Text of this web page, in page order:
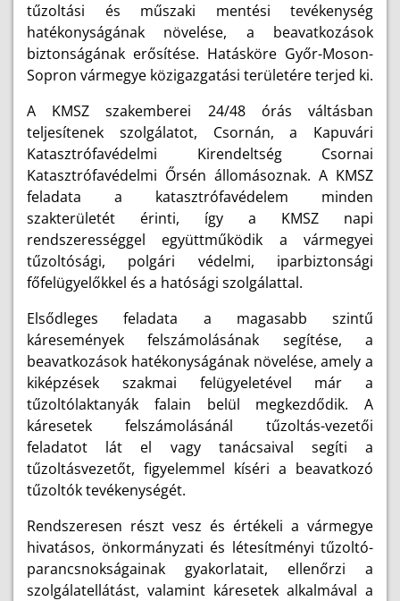
tűzoltási és műszaki mentési tevékenység
hatékonyságának növelése, a beavatkozások
biztonságának erősítése. Hatásköre Győr-Moson-
Sopron vármegye közigazgatási területére terjed ki.
A KMSZ szakemberei 24/48 órás váltásban
teljesítenek szolgálatot, Csornán, a Kapuvári
Katasztrófavédelmi Kirendeltség Csornai
Katasztrófavédelmi Őrsén állomásoznak. A KMSZ
feladata a katasztrófavédelem minden
szakterületét érinti, így a KMSZ napi
rendszerességgel együttműködik a vármegyei
tűzoltósági, polgári védelmi, iparbiztonsági
főfelügyelőkkel és a hatósági szolgálattal.
Elsődleges feladata a magasabb szintű
káresemények felszámolásának segítése, a
beavatkozások hatékonyságának növelése, amely a
kiképzések szakmai felügyeletével már a
tűzoltólaktanyák falain belül megkezdődik. A
káresetek felszámolásánál tűzoltás-vezetői
feladatot lát el vagy tanácsaival segíti a
tűzoltásvezetőt, figyelemmel kíséri a beavatkozó
tűzoltók tevékenységét.
Rendszeresen részt vesz és értékeli a vármegye
hivatásos, önkormányzati és létesítményi tűzoltó-
parancsnokságainak gyakorlatait, ellenőrzi a
szolgálatellátást, valamint káresetek alkalmával a